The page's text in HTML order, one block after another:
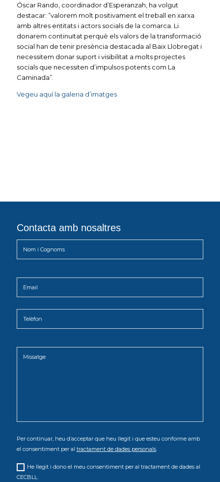
Óscar Rando, coordinador d’Esperanzah, ha volgut
destacar: ”valorem molt positivament el treball en xarxa
amb altres entitats i actors socials de la comarca. Li
donarem continuïtat perquè els valors de la transformació
social han de tenir presència destacada al Baix Llobregat i
necessitem donar suport i visibilitat a molts projectes
socials que necessiten d’impulsos potents com La
Caminada”.
Vegeu aquí la galeria d’imatges
Contacta amb nosaltres
Per continuar, heu d’acceptar que heu llegit i que esteu conforme amb
el consentiment per al tractament de dades personals.
He llegit i dono el meu consentiment per al tractament de dades al
CECBLL.